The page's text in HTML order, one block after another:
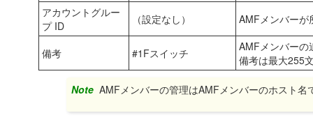
アカウントグルー
プ ID
（設定なし） AMFメンバーが
備考 #1Fスイッチ
AMFメンバーの
備考は最大255
Note AMFメンバーの管理はAMFメンバーのホスト